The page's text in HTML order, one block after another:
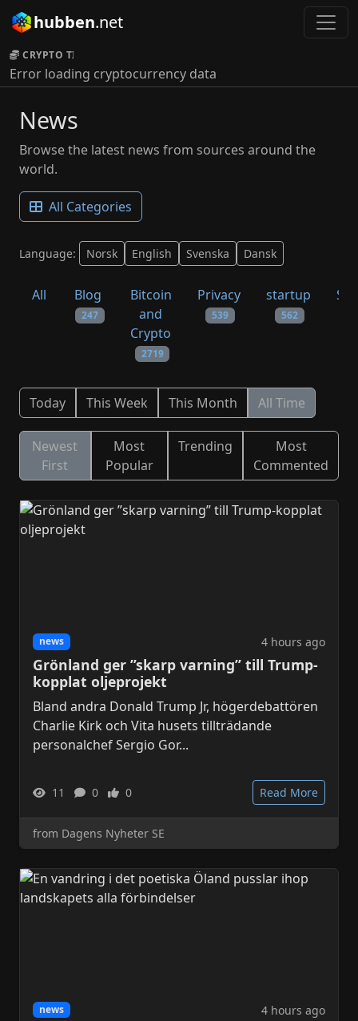
hubben.net
CRYPTO TICKER:
Error loading cryptocurrency data
News
Browse the latest news from sources around the
world.
All Categories
Language: Norsk English Svenska Dansk
All Blog
247
Bitcoin
and
Crypto
2719
Privacy
539
startup
562
Today This Week This Month All Time
Newest
First
Most
Popular
Trending
Most
Commented
news 4 hours ago
Grönland ger ”skarp varning” till Trump-
kopplat oljeprojekt
Bland andra Donald Trump Jr, högerdebattören
Charlie Kirk och Vita husets tillträdande
personalchef Sergio Gor...
11 0 0 Read More
from Dagens Nyheter SE
news 4 hours ago